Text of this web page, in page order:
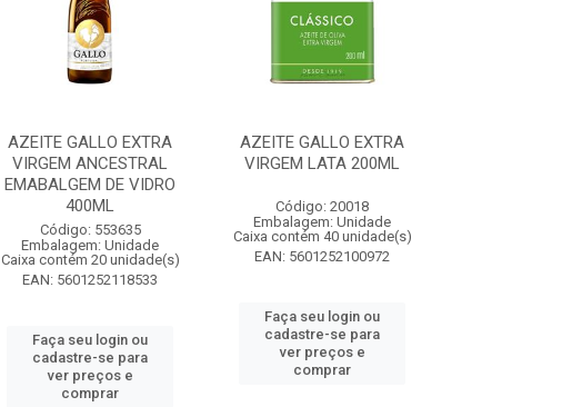
AZEITE GALLO EXTRA
VIRGEM ANCESTRAL
EMABALGEM DE VIDRO
400ML
Código: 553635
Embalagem: Unidade
Caixa contém 20 unidade(s)
EAN: 5601252118533
Faça seu login ou
cadastre-se para
ver preços e
comprar
AZEITE GALLO EXTRA
VIRGEM LATA 200ML
Código: 20018
Embalagem: Unidade
Caixa contém 40 unidade(s)
EAN: 5601252100972
Faça seu login ou
cadastre-se para
ver preços e
comprar